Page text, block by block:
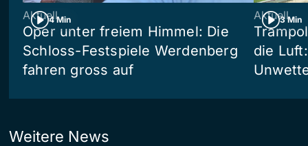
4 Min
Aktuell
Oper unter freiem Himmel: Die
Schloss-Festspiele Werdenberg
fahren gross auf
3 Min
Aktuell
die
Weitere News